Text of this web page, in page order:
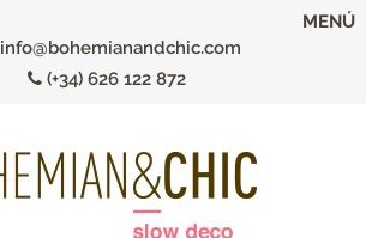
info@bohemianandchic.com
(+34) 626 122 872
MENÚ